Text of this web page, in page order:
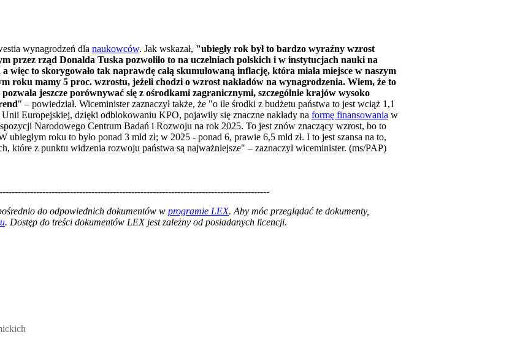
wynagrodzeń dla naukowców. Jak wskazał, "ubiegły rok był to bardzo wyraźny wzrost
przez rząd Donalda Tuska pozwoliło to na uczelniach polskich i w instytucjach nauki na
więc to skorygowało tak naprawdę całą skumulowaną inflację, która miała miejsce w naszym
roku mamy 5 proc. wzrostu, jeżeli chodzi o wzrost nakładów na wynagrodzenia. Wiem, że to
jeszcze porównywać się z ośrodkami zagranicznymi, szczególnie krajów wysoko
" – powiedział. Wiceminister zaznaczył także, że "o ile środki z budżetu państwa to jest wciąż 1,1
Europejskiej, dzięki odblokowaniu KPO, pojawiły się znaczne nakłady na formę finansowania w
Narodowego Centrum Badań i Rozwoju na rok 2025. To jest znów znaczący wzrost, bo to
roku to było ponad 3 mld zł; w 2025 - ponad 6, prawie 6,5 mld zł. I to jest szansa na to,
które z punktu widzenia rozwoju państwa są najważniejsze" – zaznaczył wiceminister. (ms/PAP)
do odpowiednich dokumentów w programie LEX. Aby móc przeglądać te dokumenty,
. Dostęp do treści dokumentów LEX jest zależny od posiadanych licencji.
Andrzej Rozmus - otwiera się w nowym oknie